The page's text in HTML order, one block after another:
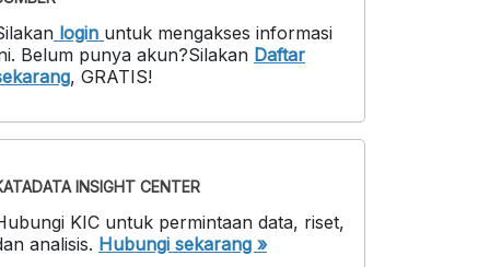
login untuk mengakses informasi
. Belum punya akun?Silakan Daftar
, GRATIS!
INSIGHT CENTER
KIC untuk permintaan data, riset,
analisis. Hubungi sekarang »